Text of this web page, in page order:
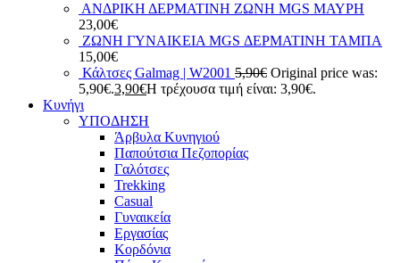
ΑΝΔΡΙΚΗ ΔΕΡΜΑΤΙΝΗ ΖΩΝΗ MGS ΜΑΥΡΗ
23,00€
ΖΩΝΗ ΓΥΝΑΙΚΕΙΑ MGS ΔΕΡΜΑΤΙΝΗ ΤΑΜΠΑ
15,00€
Κάλτσες Galmag | W2001 5,90€ Original price was:
5,90€.3,90€Η τρέχουσα τιμή είναι: 3,90€.
Κυνήγι
ΥΠΟΔΗΣΗ
Άρβυλα Κυνηγιού
Παπούτσια Πεζοπορίας
Γαλότσες
Trekking
Casual
Γυναικεία
Εργασίας
Κορδόνια